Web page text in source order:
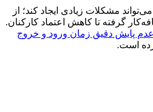
می‌تواند مشکلات زیادی ایجاد کند؛ از
گرفته تا کاهش اعتماد کارکنان.
عدم پایش دقیق زمان ورود و خروج
است.